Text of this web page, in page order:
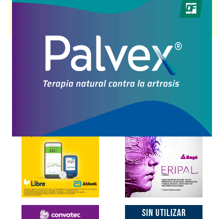
presentación disponible.
Explorar más
Otros productos con meglumina,diatrizoato+asoc.